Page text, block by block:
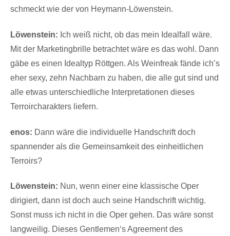
schmeckt wie der von Heymann-Löwenstein.
Löwenstein: Ich weiß nicht, ob das mein Idealfall wäre.
Mit der Marketingbrille betrachtet wäre es das wohl. Dann
gäbe es einen Idealtyp Röttgen. Als Weinfreak fände ich’s
eher sexy, zehn Nachbarn zu haben, die alle gut sind und
alle etwas unterschiedliche Interpretationen dieses
Terroircharakters liefern.
enos: Dann wäre die individuelle Handschrift doch
spannender als die Gemeinsamkeit des einheitlichen
Terroirs?
Löwenstein: Nun, wenn einer eine klassische Oper
dirigiert, dann ist doch auch seine Handschrift wichtig.
Sonst muss ich nicht in die Oper gehen. Das wäre sonst
langweilig. Dieses Gentlemen‘s Agreement des